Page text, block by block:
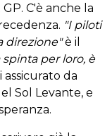
C'è anche la
"I piloti
direzione"è il
per loro, è
assicurato da
Sol Levante, e